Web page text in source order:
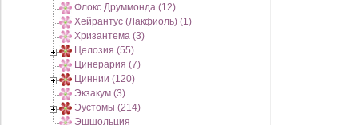
Флокс Друммонда (12)
Хейрантус (Лакфиоль) (1)
Хризантема (3)
Целозия (55)
Цинерария (7)
Циннии (120)
Экзакум (3)
Эустомы (214)
Эшшольция